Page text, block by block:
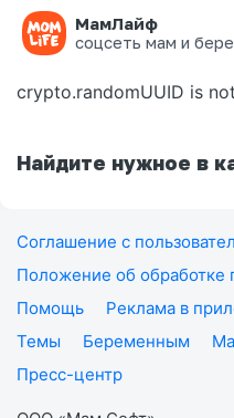
МамЛайф
соцсеть мам и
Ошибка на
crypto.randomUUID is
Найдите нужное в
Соглашение с
Положение об обработке
Помощь
Реклама в
Темы
Беременным
Пресс-центр